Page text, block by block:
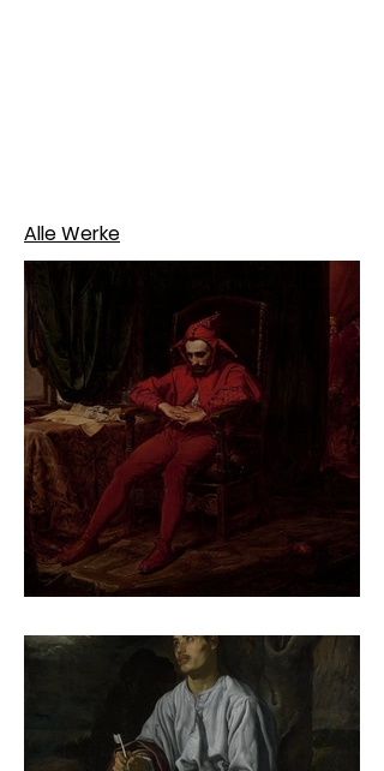
Alle Werke